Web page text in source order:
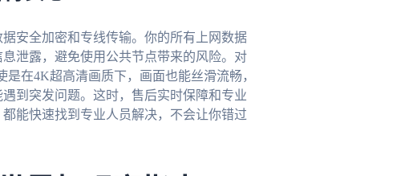
安全加密和专线传输。你的所有上网数据
泄露，避免使用公共节点带来的风险。对
在4K超高清画质下，画面也能丝滑流畅，
到突发问题。这时，售后实时保障和专业
能快速找到专业人员解决，不会让你错过